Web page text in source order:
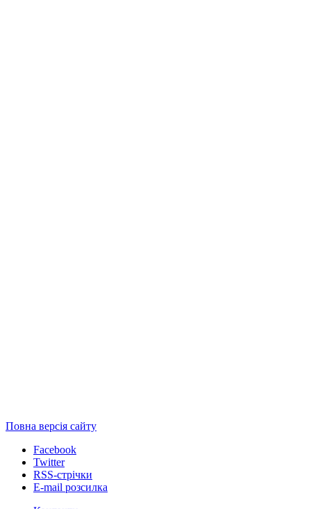
Повна версія сайту
Facebook
Twitter
RSS-стрічки
E-mail розсилка